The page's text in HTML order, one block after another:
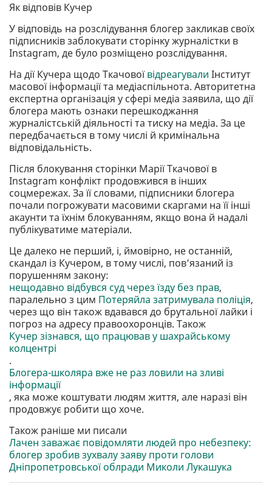
Як відповів Кучер
У відповідь на розслідування блогер закликав своїх
підписників заблокувати сторінку журналістки в
Instagram, де було розміщено розслідування.
На дії Кучера щодо Ткачовоївідреагували Інститут
масової інформації та медіаспільнота. Авторитетна
експертна організація у сфері медіа заявила, що дії
блогера мають ознаки перешкоджання
журналістській діяльності та тиску на медіа. За це
передбачається в тому числі й кримінальна
відповідальність.
Після блокування сторінки Марії Ткачової в
Instagram конфлікт продовжився в інших
соцмережах. За її словами, підписники блогера
почали погрожувати масовими скаргами на її інші
акаунти та їхнім блокуванням, якщо вона й надалі
публікуватиме матеріали.
Це далеко не перший, і, ймовірно, не останній,
скандал із Кучером, в тому числі, повʼязаний із
порушенням закону:
нещодавно відбувся суд через їзду без прав,
паралельно з цим Потеряйла затримувала поліція,
через що він також вдавався до брутальної лайки і
погроз на адресу правоохоронців. Також
Кучер зізнався, що працював у шахрайському
колцентрі
.
Блогера-школяра вже не раз ловили на зливі
інформації
, яка може коштувати людям життя, але наразі він
продовжує робити що хоче.
Також раніше ми писали
Лачен заважає повідомляти людей про небезпеку:
блогер зробив зухвалу заяву проти голови
Дніпропетровської облради Миколи Лукашука